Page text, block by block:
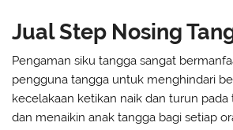
Jual Step Nosing
Pengaman siku tangga sangat
pengguna tangga untuk menghindari
kecelakaan ketikan naik dan turun pada
dan menaikin anak tangga bagi setiap